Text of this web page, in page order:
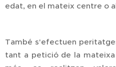
edat, en el mateix centre o
També s'efectuen
tant a petició de la